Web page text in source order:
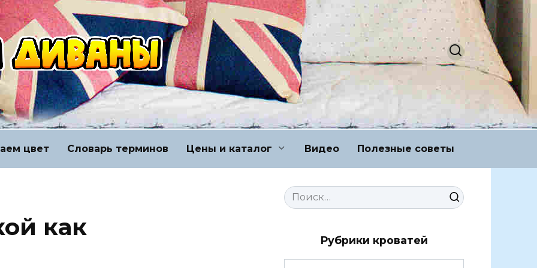
цвет Словарь терминов Цены и каталог Видео Полезные советы
как
Search
for:
Рубрики кроватей